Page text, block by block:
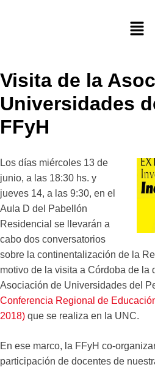
Visita de la
Universidades
FFyH
Los días miércoles 13 de
junio, a las 18:30 hs. y
jueves 14, a las 9:30, en el
Aula D del Pabellón
Residencial se llevarán a
cabo dos conversatorios
sobre la continentalización de la
motivo de la visita a Córdoba de la
Asociación de Universidades del
Conferencia Regional de
2018) que se realiza en la UNC.
En ese marco, la FFyH co-
participación de docentes de